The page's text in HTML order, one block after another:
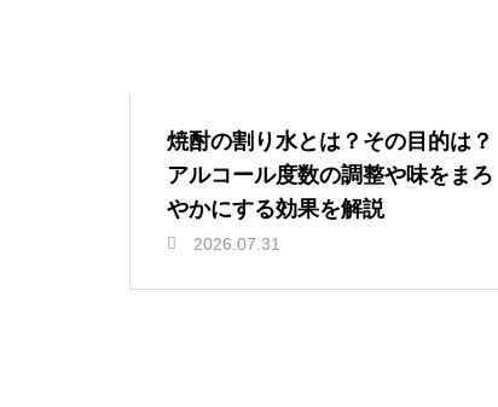
焼酎の割り水とは？その目的は？
アルコール度数の調整や味をまろ
やかにする効果を解説
2026.07.31